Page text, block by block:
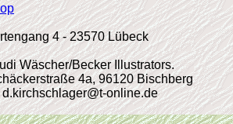
4 - 23570 Lübeck
Wäscher/Becker Illustrators.
4a, 96120 Bischberg
online.de